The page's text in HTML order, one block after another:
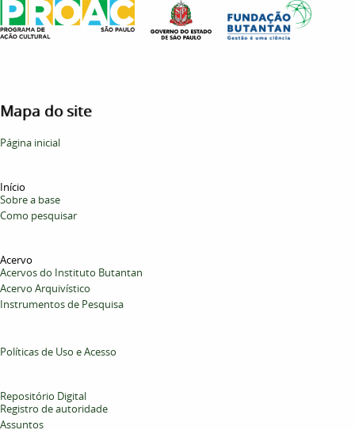
Mapa do site
Página inicial
Início
Sobre a base
Como pesquisar
Acervo
Acervos do Instituto Butantan
Acervo Arquivístico
Instrumentos de Pesquisa
Políticas de Uso e Acesso
Repositório Digital
Registro de autoridade
Assuntos